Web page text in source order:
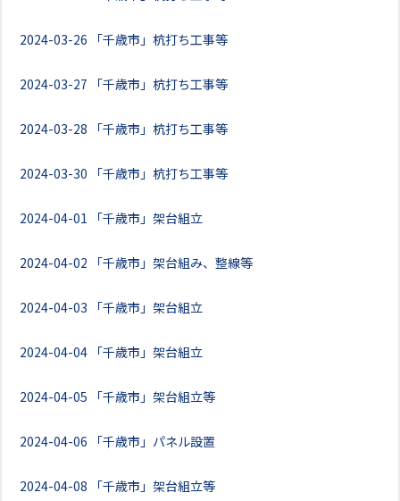
2024-03-26 「千歳市」杭打ち工事等
2024-03-27 「千歳市」杭打ち工事等
2024-03-28 「千歳市」杭打ち工事等
2024-03-30 「千歳市」杭打ち工事等
2024-04-01 「千歳市」架台組立
2024-04-02 「千歳市」架台組み、整線等
2024-04-03 「千歳市」架台組立
2024-04-04 「千歳市」架台組立
2024-04-05 「千歳市」架台組立等
2024-04-06 「千歳市」パネル設置
2024-04-08 「千歳市」架台組立等